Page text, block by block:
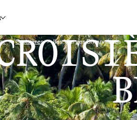
Croisières Iles Vierges Britanniques